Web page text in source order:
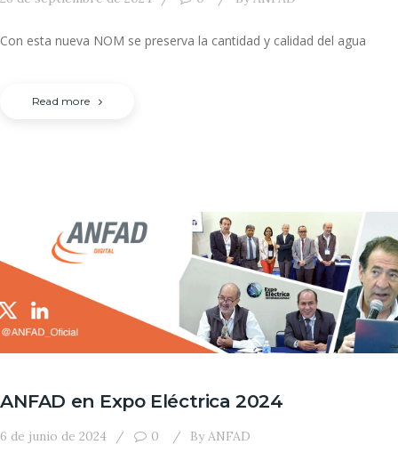
Con esta nueva NOM se preserva la cantidad y calidad del agua
Read more
ANFAD en Expo Eléctrica 2024
6 de junio de 2024 0 By ANFAD